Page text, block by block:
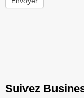
Suivez